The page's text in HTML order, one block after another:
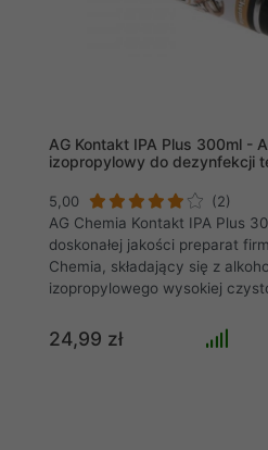
AG Kontakt IPA Plus 300ml -
izopropylowy do dezynfekcji
5,00
(2)
AG Chemia Kontakt IPA Plus
doskonałej jakości preparat
Chemia, składający się z
izopropylowego wysokiej
past termoprzewodzących (z
chipsetów, kości pamięci,
24,99 zł